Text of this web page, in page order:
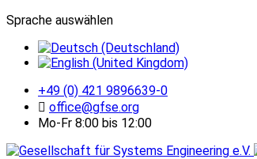
Sprache auswählen
+49 (0) 421 9896639-0
office@gfse.org
Mo-Fr 8:00 bis 12:00